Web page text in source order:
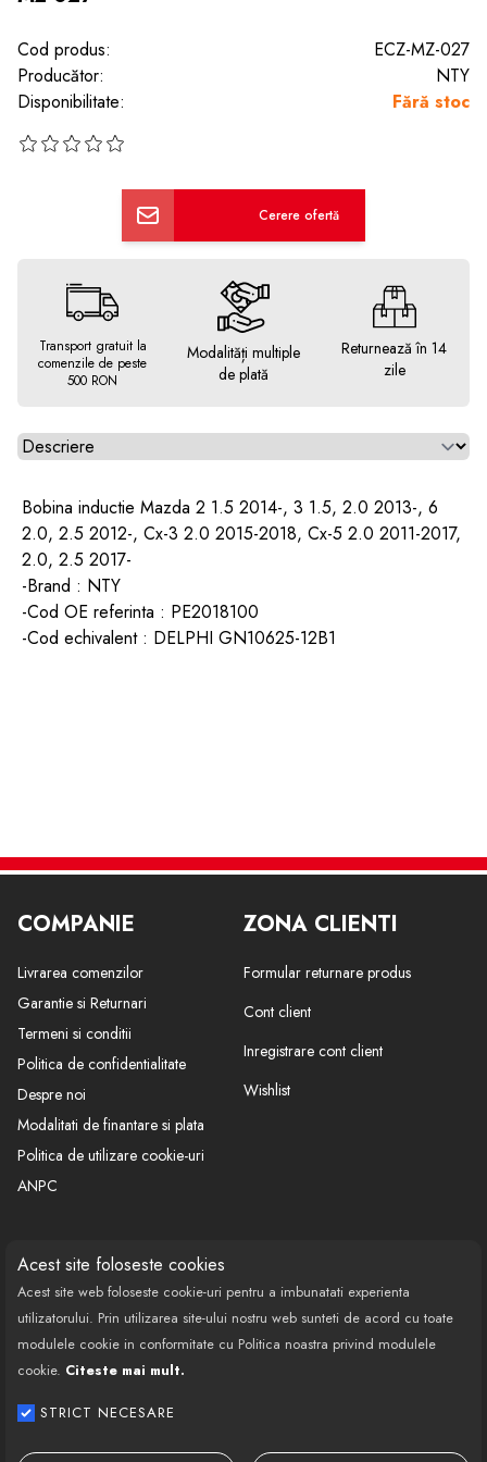
Acest site foloseste cookies
Acest site web foloseste cookie-uri pentru a imbunatati experienta
utilizatorului. Prin utilizarea site-ului nostru web sunteti de acord cu toate
modulele cookie in conformitate cu Politica noastra privind modulele
cookie. Citeste mai mult.
STRICT NECESARE
Cod produs:
ECZ-MZ-027
Producător:
NTY
Disponibilitate:
Fără stoc
Cerere ofertă
Transport gratuit la
comenzile de peste
500 RON
Modalități multiple
de plată
Returnează în 14
zile
Alegeti tab
Bobina inductie Mazda 2 1.5 2014-, 3 1.5, 2.0 2013-, 6
2.0, 2.5 2012-, Cx-3 2.0 2015-2018, Cx-5 2.0 2011-2017,
2.0, 2.5 2017-
-Brand : NTY
-Cod OE referinta : PE2018100
-Cod echivalent : DELPHI GN10625-12B1
COMPANIE
Livrarea comenzilor
Garantie si Returnari
Termeni si conditii
Politica de confidentialitate
Despre noi
Modalitati de finantare si plata
Politica de utilizare cookie-uri
ANPC
ZONA CLIENTI
Formular returnare produs
Cont client
Inregistrare cont client
Wishlist
CONTACT
Call Center: 0377 100 941
Program de lucru: Luni-Vineri
08:00 - 18:00
Email: contact@bestautovest.ro